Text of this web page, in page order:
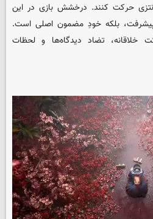
حرکت کنند. درخشش بازی در این
بلکه خودِ مضمون اصلی است.
خلاقانه، تضاد دیدگاه‌ها و لحظات